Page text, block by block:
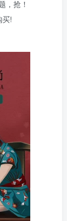
，抢！
买!